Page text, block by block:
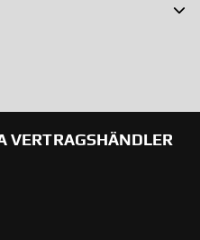
VERTRAGSHÄNDLER